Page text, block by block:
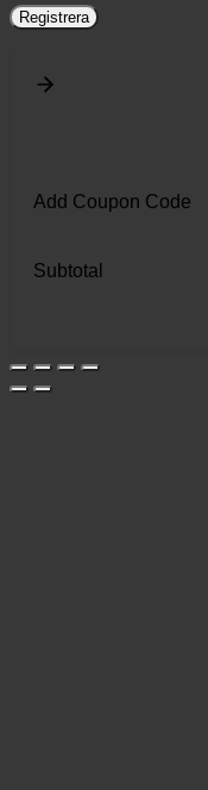
Registrera
Add Coupon Code
Subtotal